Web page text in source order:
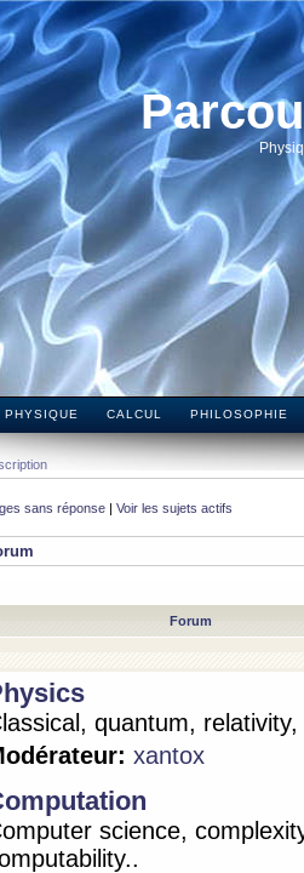
PHYSIQUE CALCUL PHILOSOPHIE
sans réponse | Voir les sujets actifs
Forum
quantum,
xantox
science,